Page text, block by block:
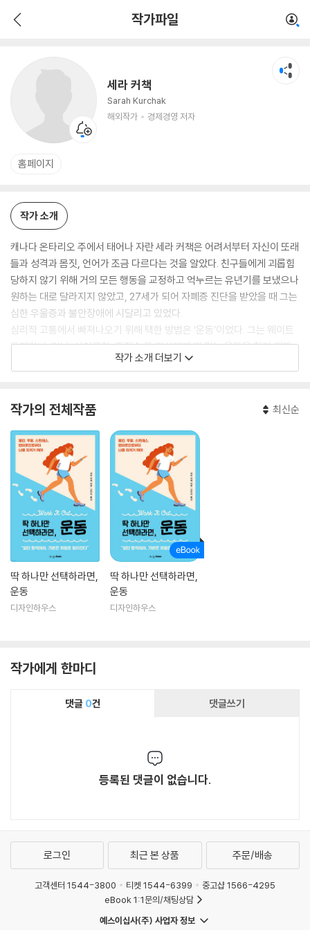
작가파일
세라 커책
Sarah Kurchak
해외작가
경제경영 저자
경제경영 저자
홈페이지
작가 소개
캐나다 온타리오 주에서 태어나 자란 세라 커책은 어려서부터 자신이 또래
들과 성격과 몸짓, 언어가 조금 다르다는 것을 알았다. 친구들에게 괴롭힘
당하지 않기 위해 거의 모든 행동을 교정하고 억누르는 유년기를 보냈으나
원하는 대로 달라지지 않았고, 27세가 되어 자폐증 진단을 받았을 때 그는
심한 우울증과 불안장애에 시달리고 있었다.
심리적 고통에서 빠져나오기 위해 택한 방법은 ‘운동’이었다. 그는 웨이트
트레이닝, 러닝, 사이클링, 주짓수 등 자신에게 딱 맞는 운동을 찾기 위해
고군분투했고 몸을 움직이는 동안 혼란, 강박, 굴욕 등의 감정이 눈에 띄게
스와 실내 사이클링 전문 트레이너로 활동했다.
커책은 “개개인의 성향과 상황을 고려하지 않은 지나치게 힘든 프로그램
은 운동을 하고자 어렵게 마음먹은 이의 수치심과 죄책감을 자극하여 오히
려 의욕을 꺾어 버린다”고 말한다. 그는 《타임》, <가디언> 등에 칼럼을 연
재하고 방송에 출연하며 누구나 자신만의 속도와 강도로 일상 속에서 쉽게
운동할 수 있도록 안내하고 있다.
작가 소개 더보기
작가의 전체작품 최신순
딱 하나만 선택하라면,
운동
디자인하우스
딱 하나만 선택하라면,
운동
디자인하우스
작가에게 한마디
댓글 0건 댓글쓰기
등록된 댓글이 없습니다.
로그인 최근 본 상품 주문/배송
고객센터 1544-3800 티켓 1544-6399
중고샵 1566-4295
eBook 1:1문의/채팅상담
예스이십사(주) 사업자 정보